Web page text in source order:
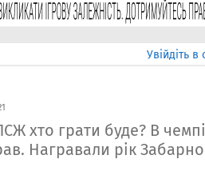
Увійдіть в
хто грати буде? В
Награвали рік